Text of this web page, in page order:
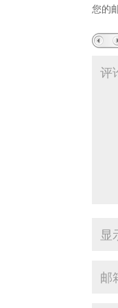
您的